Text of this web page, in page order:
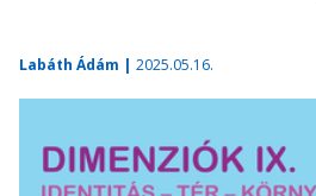
Labáth Ádám | 2025.05.16.